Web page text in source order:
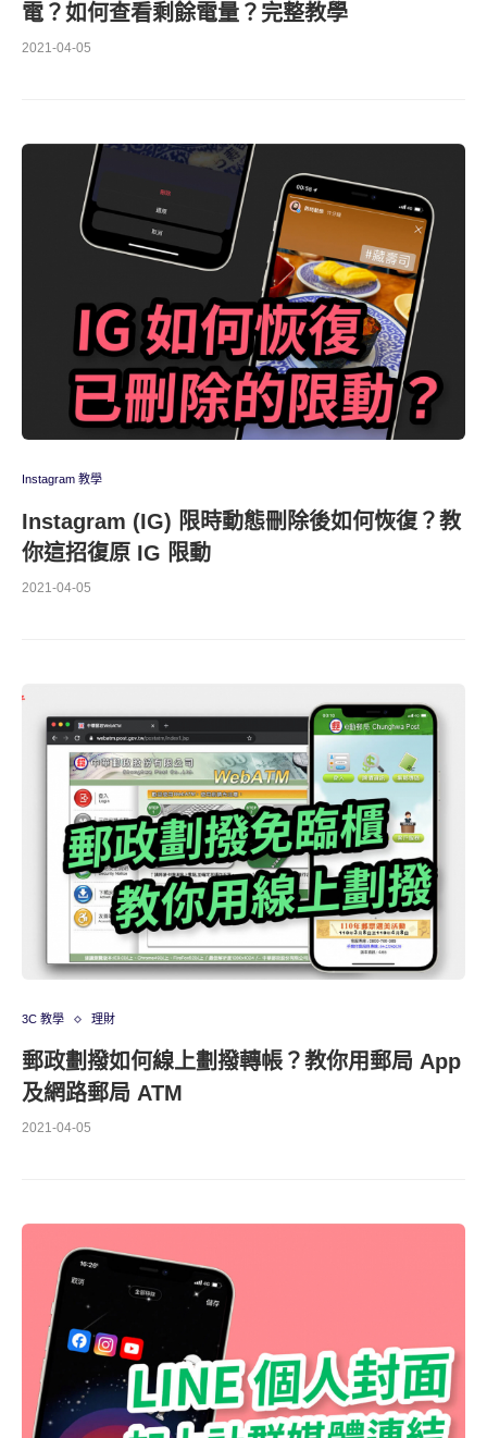
電？如何查看剩餘電量？完整教學
2021-04-05
Instagram 教學
Instagram (IG) 限時動態刪除後如何恢復？教
你這招復原 IG 限動
2021-04-05
3C 教學 理財
郵政劃撥如何線上劃撥轉帳？教你用郵局 App
及網路郵局 ATM
2021-04-05